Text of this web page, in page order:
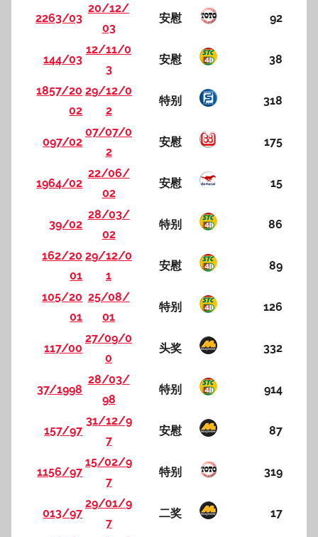
2263/03
20/12/
03
安慰 92
144/03
12/11/0
3
安慰 38
1857/20
02
29/12/0
2
特别 318
097/02
07/07/0
2
安慰 175
1964/02
22/06/
02
安慰 15
39/02
28/03/
02
特别 86
162/20
01
29/12/0
1
安慰 89
105/20
01
25/08/
01
特别 126
117/00
27/09/0
0
头奖 332
37/1998
28/03/
98
特别 914
157/97
31/12/9
7
安慰 87
1156/97
15/02/9
7
特别 319
013/97
29/01/9
7
二奖 17